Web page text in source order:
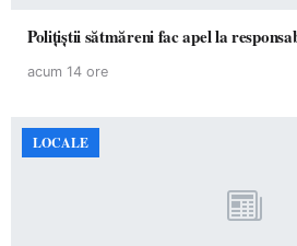
acum 14 ore
LOCALE